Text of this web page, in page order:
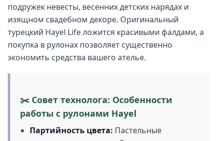
подружек невесты, весенних детских нарядах и
изящном свадебном декоре. Оригинальный
турецкий Hayel Life ложится красивыми фалдами, а
покупка в рулонах позволяет существенно
экономить средства вашего ателье.
✂️ Совет технолога: Особенности
работы с рулонами Hayel
Партийность цвета: Пастельные